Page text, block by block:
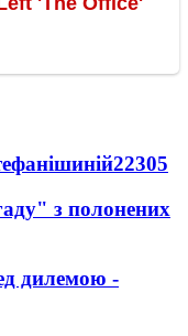
22305
з полонених
дилемою -